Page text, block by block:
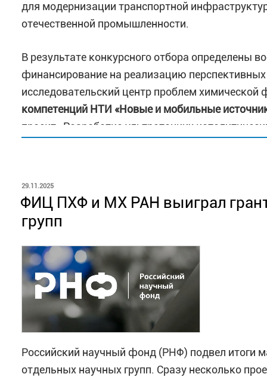
1 декабря 2025 года Председатель
Распоряжение о награждении вице-
Эта высокая награда стала знаком признания
вклада в укрепление законности в сфере
элемента развития современной науки и
Коллектив ФИЦ ПХФ и МХ РАН с гордостью
награда — очередное подтверждение Вашего
масштаба Вашей деятельности. Желаем Вам,
крепкого здоровья и новых свершений на благо
для модернизации транспортной
отечественной промышленности.
В результате конкурсного отбора определены
финансирование на реализацию
исследовательский центр проблем
компетенций НТИ «Новые и мобильные
проект «Разработка ультратонких
Источник:Новости РНФ
ОПУБЛИКОВАНО
29.11.2025
ФИЦ ПХФ и МХ РАН выиграл
групп
Российский научный фонд (РНФ) подвел итоги
отдельных научных групп. Сразу несколько